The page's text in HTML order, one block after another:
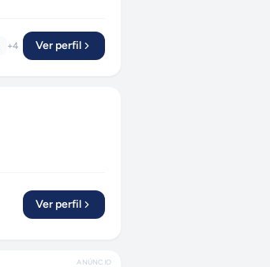
+4 Ver perfil
Ver perfil
ANÚNCIO